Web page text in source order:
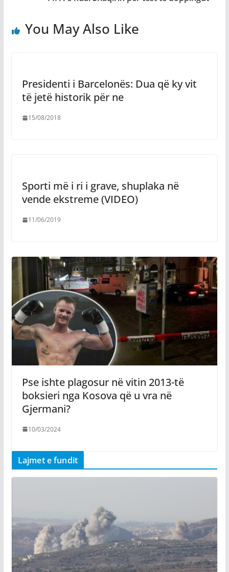
You May Also Like
Presidenti i Barcelonës: Dua që ky vit
të jetë historik për ne
15/08/2018
Sporti më i ri i grave, shuplaka në
vende ekstreme (VIDEO)
11/06/2019
Pse ishte plagosur në vitin 2013-të
boksieri nga Kosova që u vra në
Gjermani?
10/03/2024
Lajmet e fundit